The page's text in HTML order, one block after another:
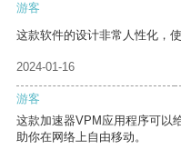
游客
这款软件的设计非常人性化，
2024-01-16
游客
这款加速器VPM应用程序可以
助你在网络上自由移动。